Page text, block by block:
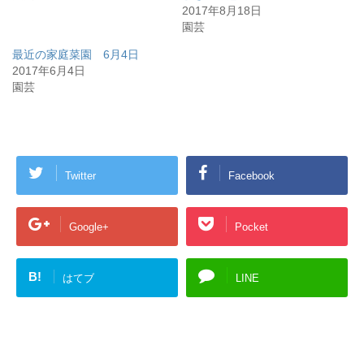
2017年8月18日
園芸
最近の家庭菜園 6月4日
2017年6月4日
園芸
Twitter Facebook
Google+ Pocket
B! はてブ LINE